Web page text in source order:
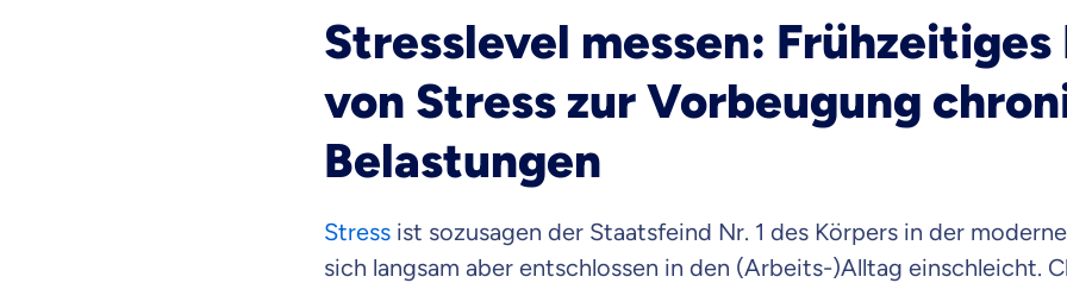
Stresslevel messen: Frühzeitiges
von Stress zur Vorbeugung
Belastungen
Stress ist sozusagen der Staatsfeind Nr. 1 des Körpers in der
sich langsam aber entschlossen in den (Arbeits-)Alltag einschleicht.